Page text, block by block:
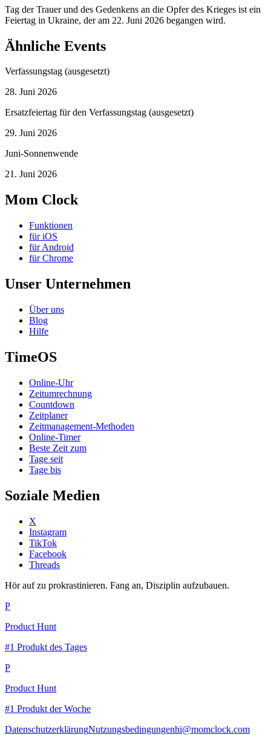
Tag der Trauer und des Gedenkens an die Opfer des Krieges ist ein
Feiertag in Ukraine, der am 22. Juni 2026 begangen wird.
Ähnliche Events
Verfassungstag (ausgesetzt)
28. Juni 2026
Ersatzfeiertag für den Verfassungstag (ausgesetzt)
29. Juni 2026
Juni-Sonnenwende
21. Juni 2026
Mom Clock
Funktionen
für iOS
für Android
für Chrome
Unser Unternehmen
Über uns
Blog
Hilfe
TimeOS
Online-Uhr
Zeitumrechnung
Countdown
Zeitplaner
Zeitmanagement-Methoden
Online-Timer
Beste Zeit zum
Tage seit
Tage bis
Soziale Medien
X
Instagram
TikTok
Facebook
Threads
Hör auf zu prokrastinieren. Fang an, Disziplin aufzubauen.
P
Product Hunt
#1 Produkt des Tages
P
Product Hunt
#1 Produkt der Woche
DatenschutzerklärungNutzungsbedingungenhi@momclock.com